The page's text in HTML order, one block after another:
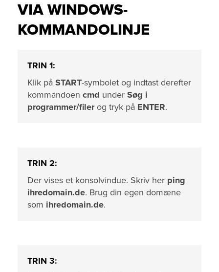
VIA WINDOWS-
KOMMANDOLINJE
TRIN 1:
Klik på START-symbolet og indtast derefter
kommandoen cmd under Søg i
programmer/filer og tryk på ENTER.
TRIN 2:
Der vises et konsolvindue. Skriv her ping
ihredomain.de. Brug din egen domæne
som ihredomain.de.
TRIN 3: